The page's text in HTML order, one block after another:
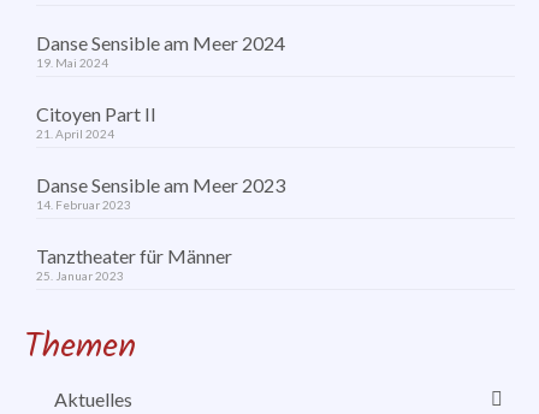
Danse Sensible am Meer 2024
19. Mai 2024
Citoyen Part II
21. April 2024
Danse Sensible am Meer 2023
14. Februar 2023
Tanztheater für Männer
25. Januar 2023
Themen
Aktuelles